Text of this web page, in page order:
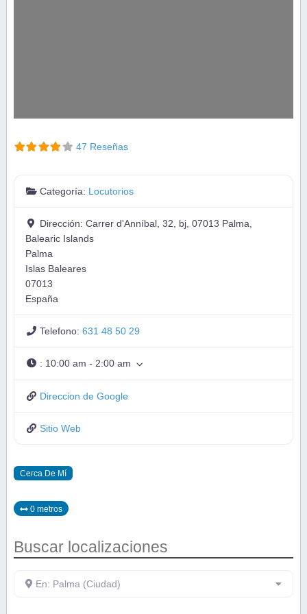
47 Reseñas
Categoría: Locutorios
Dirección:Carrer d'Anníbal, 32, bj, 07013 Palma,
Balearic Islands
Palma
Islas Baleares
07013
España
Telefono:631 48 50 29
: 10:00 am - 2:00 am
Direccion de Google
Sitio Web
Cerca De Mí
0 metros
Buscar localizaciones
En: Palma (Ciudad)